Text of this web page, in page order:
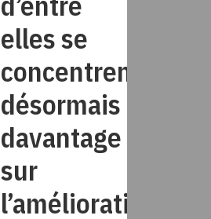
elles se
concentrent
désormais
davantage
sur
l’amélioration